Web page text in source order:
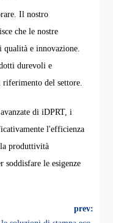
Il nostro
che le nostre
qualità e innovazione.
durevoli e
riferimento del settore.
di iDPRT, i
l'efficienza
produttività
soddisfare le esigenze
prev: